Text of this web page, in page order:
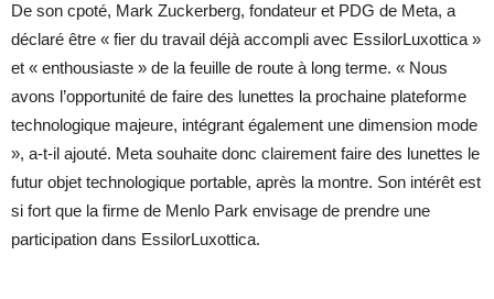
De son cpoté, Mark Zuckerberg, fondateur et PDG de Meta, a
déclaré être « fier du travail déjà accompli avec EssilorLuxottica »
et « enthousiaste » de la feuille de route à long terme. « Nous
avons l’opportunité de faire des lunettes la prochaine plateforme
technologique majeure, intégrant également une dimension mode
», a-t-il ajouté. Meta souhaite donc clairement faire des lunettes le
futur objet technologique portable, après la montre. Son intérêt est
si fort que la firme de Menlo Park envisage de prendre une
participation dans EssilorLuxottica.